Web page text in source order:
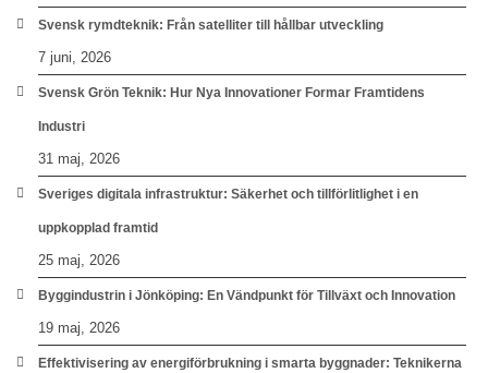
Svensk rymdteknik: Från satelliter till hållbar utveckling
7 juni, 2026
Svensk Grön Teknik: Hur Nya Innovationer Formar Framtidens
Industri
31 maj, 2026
Sveriges digitala infrastruktur: Säkerhet och tillförlitlighet i en
uppkopplad framtid
25 maj, 2026
Byggindustrin i Jönköping: En Vändpunkt för Tillväxt och Innovation
19 maj, 2026
Effektivisering av energiförbrukning i smarta byggnader: Teknikerna